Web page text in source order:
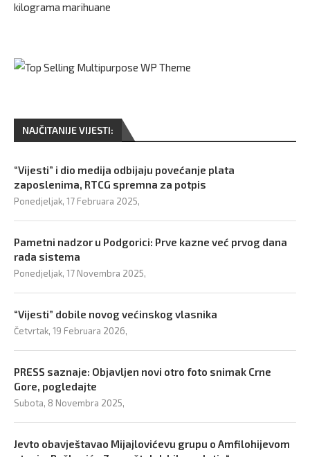
kilograma marihuane
NAJČITANIJE VIJESTI:
“Vijesti” i dio medija odbijaju povećanje plata
zaposlenima, RTCG spremna za potpis
Ponedjeljak, 17 Februara 2025,
Pametni nadzor u Podgorici: Prve kazne već prvog dana
rada sistema
Ponedjeljak, 17 Novembra 2025,
“Vijesti” dobile novog većinskog vlasnika
Četvrtak, 19 Februara 2026,
PRESS saznaje: Objavljen novi otro foto snimak Crne
Gore, pogledajte
Subota, 8 Novembra 2025,
Jevto obavještavao Mijajlovićevu grupu o Amfilohijevom